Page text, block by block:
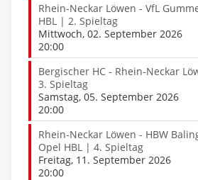
Rhein-Neckar Löwen - VfL
HBL | 2. Spieltag
Mittwoch, 02. September 2026
20:00
Bergischer HC - Rhein-Neckar
3. Spieltag
Samstag, 05. September 2026
20:00
Rhein-Neckar Löwen - HBW
Opel HBL | 4. Spieltag
Freitag, 11. September 2026
20:00